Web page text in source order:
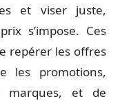
et viser juste,
s’impose. Ces
repérer les offres
les promotions,
marques, et de